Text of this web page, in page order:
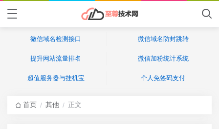
微信域名检测接口 微信域名防封跳转
提升网站流量排名 微信加粉统计系统
超值服务器与挂机宝 个人免签码支付
首页 / 其他 / 正文